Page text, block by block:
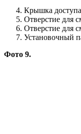
Крышка
Отверстие для
Отверстие для
Установочный
Фото 9.